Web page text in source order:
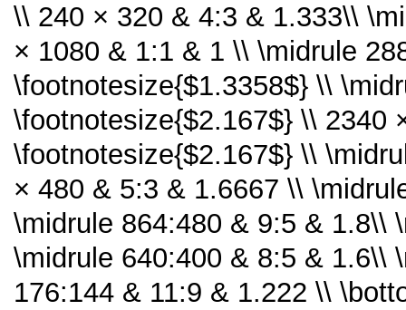
\\ 240 × 320 & 4:3 & 1.333\\
× 1080 & 1:1 & 1 \\ \midrule
\footnotesize{$1.3358$} \\
\footnotesize{$2.167$} \\ 2340
\footnotesize{$2.167$} \\
× 480 & 5:3 & 1.6667 \\
\midrule 864:480 & 9:5 & 1.8\\
\midrule 640:400 & 8:5 & 1.6\\
176:144 & 11:9 & 1.222 \\